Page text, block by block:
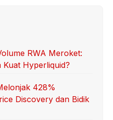
RWA Meroket:
Kuat Hyperliquid?
428%
Discovery dan Bidik